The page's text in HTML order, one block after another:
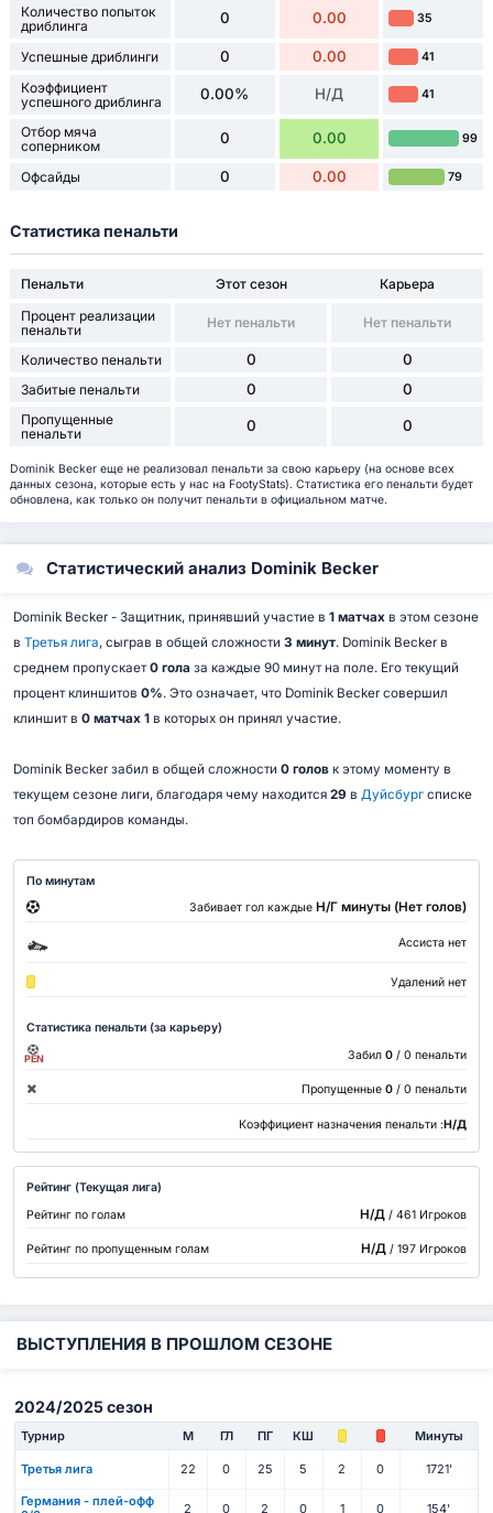
Количество попыток
дриблинга
0 0.00 35
Успешные дриблинги 0 0.00 41
Коэффициент
успешного дриблинга
0.00% Н/Д 41
Отбор мяча
соперником
0 0.00 99
Офсайды 0 0.00 79
Статистика пенальти
Пенальти Этот сезон
Карьера
Процент реализации
пенальти
Нет пенальти Нет пенальти
Количество пенальти 0 0
Забитые пенальти 0 0
Пропущенные
пенальти
0 0
Dominik Becker еще не реализовал пенальти за свою карьеру (на основе всех
данных сезона, которые есть у нас на FootyStats). Статистика его пенальти будет
обновлена, как только он получит пенальти в официальном матче.
Статистический анализ Dominik Becker
Dominik Becker - Защитник, принявший участие в 1 матчахв этом сезоне
в Третья лига, сыграв в общей сложности 3 минут. Dominik Becker в
среднем пропускает0 гола за каждые 90 минут на поле. Его текущий
процент клиншитов 0%. Это означает, что Dominik Becker совершил
клиншит в 0 матчах 1в которых он принял участие.
Dominik Becker забил в общей сложности 0 головк этому моменту в
текущем сезоне лиги, благодаря чему находится 29 в Дуйсбургсписке
топ бомбардиров команды.
По минутам
Забивает гол каждые Н/Г минуты (Нет голов)
Ассиста нет
Удалений нет
Статистика пенальти (за карьеру)
PEN Забил 0 / 0 пенальти
Пропущенные 0 / 0 пенальти
Коэффициент назначения пенальти :Н/Д
Рейтинг (Текущая лига)
Рейтинг по голам
Н/Д/ 461 Игроков
Рейтинг по пропущенным голам Н/Д/ 197 Игроков
ВЫСТУПЛЕНИЯ В ПРОШЛОМ СЕЗОНЕ
2024/2025 сезон
Турнир М ГЛ ПГ КШ Минуты
Третья лига 22 0 25 5 2 0 1721'
Германия - плей-офф
2 0 2 0 1 0 154'